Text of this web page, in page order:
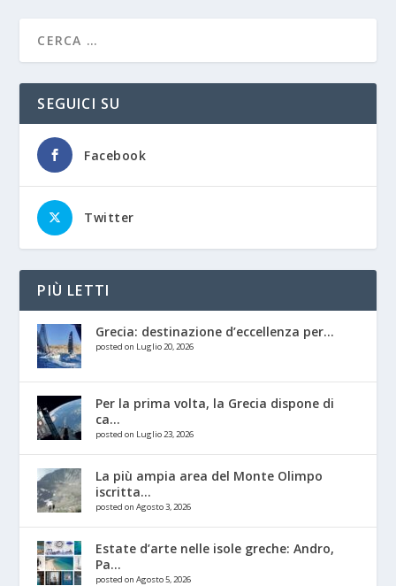
SEGUICI SU
Facebook
Twitter
PIÙ LETTI
Grecia: destinazione d’eccellenza per...
posted on Luglio 20, 2026
Per la prima volta, la Grecia dispone di
ca...
posted on Luglio 23, 2026
La più ampia area del Monte Olimpo
iscritta...
posted on Agosto 3, 2026
Estate d’arte nelle isole greche: Andro,
Pa...
posted on Agosto 5, 2026